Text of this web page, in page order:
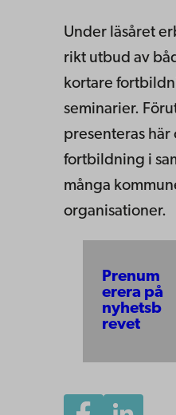
Under läsåret
rikt utbud av
kortare
seminarier.
presenteras här
fortbildning i
många
organisationer.
Prenum
erera på
nyhetsb
revet